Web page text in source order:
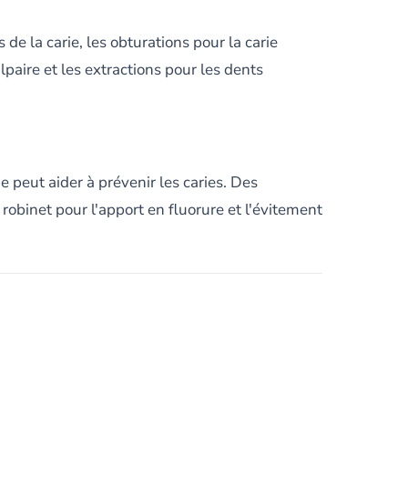
la carie, les obturations pour la carie
et les extractions pour les dents
aider à prévenir les caries. Des
pour l'apport en fluorure et l'évitement